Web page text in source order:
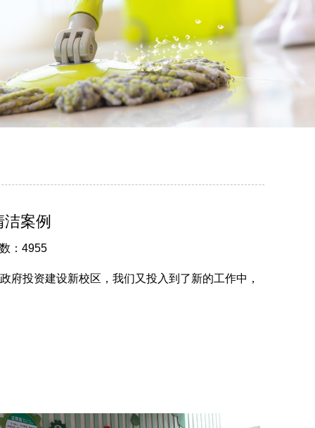
案例
：4955
府投资建设新校区，我们又投入到了新的工作中，